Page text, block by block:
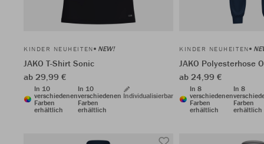
KINDER NEUHEITEN NEW!
JAKO T-Shirt Sonic
ab 29,99 €
In 10
verschiedenen
Farben
erhältlich
In 10
verschiedenen
Farben
erhältlich
Individualisierbar
KINDER NEUHEITEN
JAKO Polyesterhose
ab 24,99 €
In 8
verschiedenen
Farben
erhältlich
In 8
Farben
erhältlich